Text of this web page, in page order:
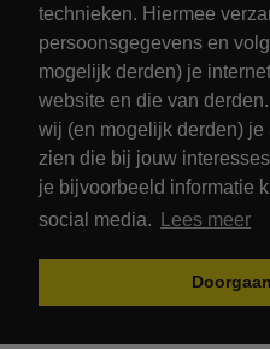
technieken. Hiermee
persoonsgegevens en
mogelijk derden) je
website en die van
wij (en mogelijk derden) je
zien die bij jouw
je bijvoorbeeld informatie
social media.
Lees meer
Doorgaan
© 2026 - PetsPark.nl.